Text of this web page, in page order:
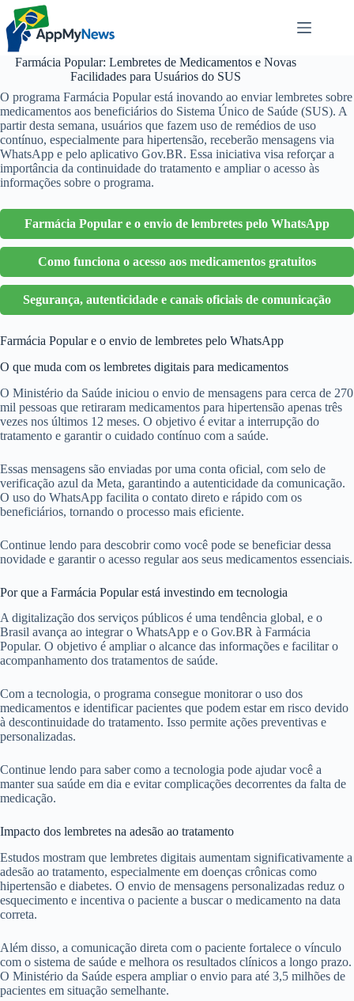
Pular
para
conteúdo
Farmácia Popular: Lembretes de Medicamentos e Novas
Facilidades para Usuários do SUS
O programa Farmácia Popular está inovando ao enviar lembretes sobre
medicamentos aos beneficiários do Sistema Único de Saúde (SUS). A
partir desta semana, usuários que fazem uso de remédios de uso
contínuo, especialmente para hipertensão, receberão mensagens via
WhatsApp e pelo aplicativo Gov.BR. Essa iniciativa visa reforçar a
importância da continuidade do tratamento e ampliar o acesso às
informações sobre o programa.
Farmácia Popular e o envio de lembretes pelo WhatsApp
Como funciona o acesso aos medicamentos gratuitos
Segurança, autenticidade e canais oficiais de comunicação
Farmácia Popular e o envio de lembretes pelo WhatsApp
O que muda com os lembretes digitais para medicamentos
O Ministério da Saúde iniciou o envio de mensagens para cerca de 270
mil pessoas que retiraram medicamentos para hipertensão apenas três
vezes nos últimos 12 meses. O objetivo é evitar a interrupção do
tratamento e garantir o cuidado contínuo com a saúde.
Essas mensagens são enviadas por uma conta oficial, com selo de
verificação azul da Meta, garantindo a autenticidade da comunicação.
O uso do WhatsApp facilita o contato direto e rápido com os
beneficiários, tornando o processo mais eficiente.
Continue lendo para descobrir como você pode se beneficiar dessa
novidade e garantir o acesso regular aos seus medicamentos essenciais.
Por que a Farmácia Popular está investindo em tecnologia
A digitalização dos serviços públicos é uma tendência global, e o
Brasil avança ao integrar o WhatsApp e o Gov.BR à Farmácia
Popular. O objetivo é ampliar o alcance das informações e facilitar o
acompanhamento dos tratamentos de saúde.
Com a tecnologia, o programa consegue monitorar o uso dos
medicamentos e identificar pacientes que podem estar em risco devido
à descontinuidade do tratamento. Isso permite ações preventivas e
personalizadas.
Continue lendo para saber como a tecnologia pode ajudar você a
manter sua saúde em dia e evitar complicações decorrentes da falta de
medicação.
Impacto dos lembretes na adesão ao tratamento
Estudos mostram que lembretes digitais aumentam significativamente a
adesão ao tratamento, especialmente em doenças crônicas como
hipertensão e diabetes. O envio de mensagens personalizadas reduz o
esquecimento e incentiva o paciente a buscar o medicamento na data
correta.
Além disso, a comunicação direta com o paciente fortalece o vínculo
com o sistema de saúde e melhora os resultados clínicos a longo prazo.
O Ministério da Saúde espera ampliar o envio para até 3,5 milhões de
pacientes em situação semelhante.